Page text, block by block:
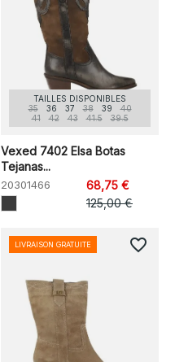
TAILLES DISPONIBLES
35
36 37 38 39
40
41
42 43 41.5 39.5
Vexed 7402 Elsa Botas
Tejanas...
20301466
68,75 €
125,00 €
LIVRAISON GRATUITE favorite_border